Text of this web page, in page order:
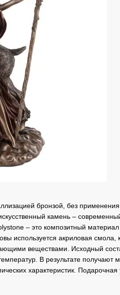
бронзой, без применения
камень –
– это композитный
используется акриловая смола,
веществами. Исходный
В результате получают
характеристик. Подарочная